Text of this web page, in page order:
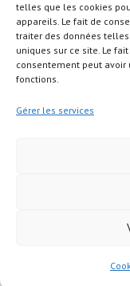
telles que les cookies
appareils. Le fait de
traiter des données
uniques sur ce site. Le
consentement peut
fonctions.
Gérer les services